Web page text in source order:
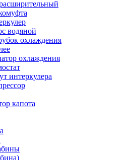
водяной
охлаждения
охлаждения
интеркулера
капота